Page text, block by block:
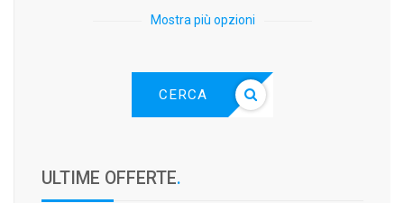
Mostra più opzioni
CERCA
ULTIME OFFERTE.